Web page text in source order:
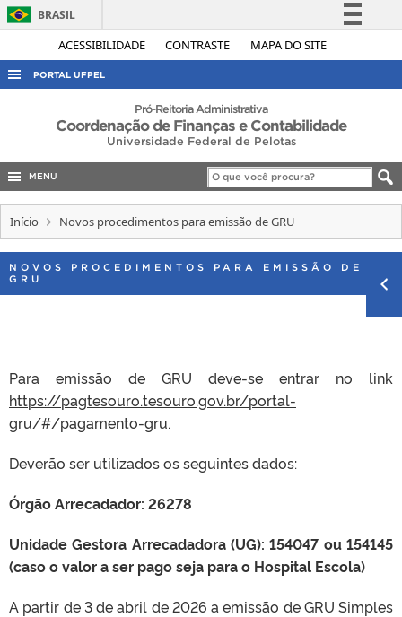
ACESSIBILIDADE CONTRASTE MAPA DO SITE
BRASIL
Simplifique!
Acesso à informação
Canais
PORTAL UFPEL
ACESSO À INFORMAÇÃO
EDITAIS
Pró-Reitoria Administrativa
Coordenação de Finanças e Contabilidade
Universidade Federal de Pelotas
MENU
Início Novos procedimentos para emissão de GRU
NOVOS PROCEDIMENTOS PARA EMISSÃO DE
GRU
Para emissão de GRU deve-se entrar no link
https://pagtesouro.tesouro.gov.br/portal-
gru/#/pagamento-gru.
Deverão ser utilizados os seguintes dados:
Órgão Arrecadador: 26278
Unidade Gestora Arrecadadora (UG): 154047 ou 154145
(caso o valor a ser pago seja para o Hospital Escola)
A partir de 3 de abril de 2026 a emissão de GRU Simples